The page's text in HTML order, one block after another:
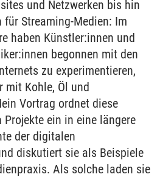
und Netzwerken bis hin
für Streaming-Medien: Im
haben Künstler:innen und
begonnen mit den
zu experimentieren,
mit Kohle, Öl und
Vortrag ordnet diese
ein in eine längere
der digitalen
diskutiert sie als Beispiele
Als solche laden sie